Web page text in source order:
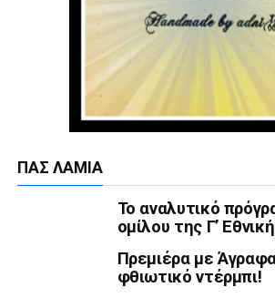
ΠΑΣ ΛΑΜΊΑ
Το αναλυτικό
ομίλου της Γ’
Πρεμιέρα με
φθιωτικό ντέρμπι!